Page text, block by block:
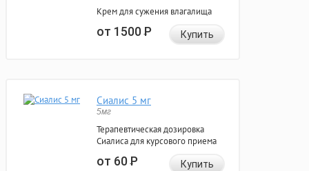
Крем для сужения влагалища
от 1500Р Купить
Сиалис 5 мг
5мг
Терапевтическая дозировка
Сиалиса для курсового приема
от 60Р Купить